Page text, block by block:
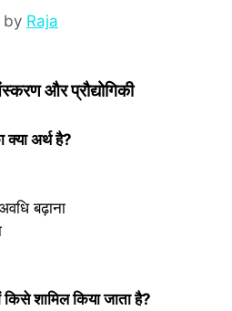
by Raja
और प्रौद्योगिकी
क्या अर्थ है?
बढ़ाना
शामिल किया जाता है?